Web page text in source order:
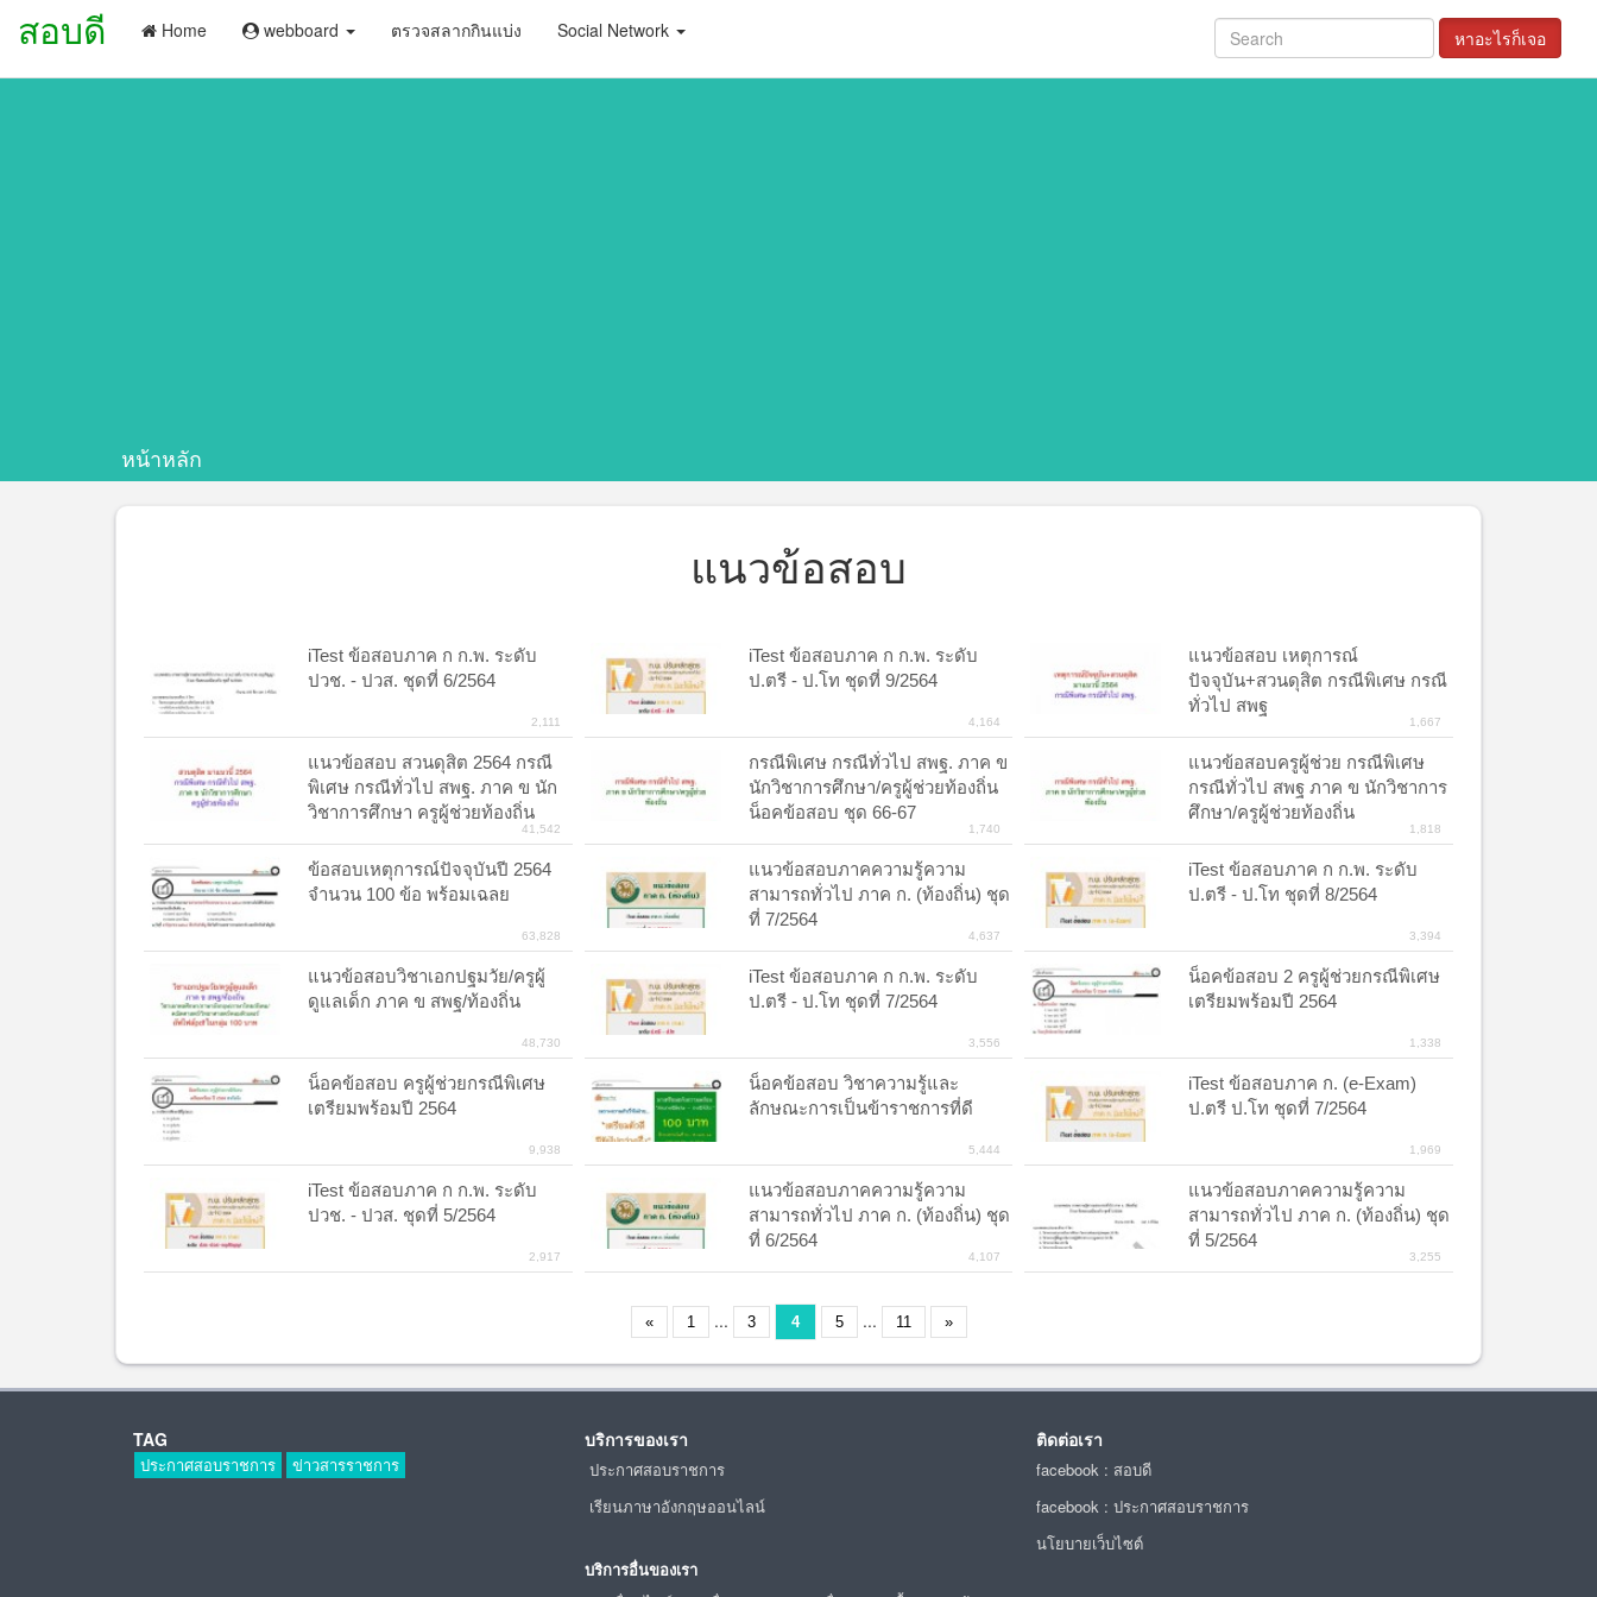
สอบดี Home webboard ตรวจสลากกินแบ่ง Social Network หาอะไรก็เจอ
หน้าหลัก
แนวข้อสอบ
iTest ข้อสอบภาค ก ก.พ. ระดับ
ปวช. - ปวส. ชุดที่ 6/2564
2,111
iTest ข้อสอบภาค ก ก.พ. ระดับ
ป.ตรี - ป.โท ชุดที่ 9/2564
4,164
แนวข้อสอบ เหตุการณ์
ปัจจุบัน+สวนดุสิต กรณีพิเศษ กรณี
ทั่วไป สพฐ
1,667
แนวข้อสอบ สวนดุสิต 2564 กรณี
พิเศษ กรณีทั่วไป สพฐ. ภาค ข นัก
วิชาการศึกษา ครูผู้ช่วยท้องถิ่น
41,542
กรณีพิเศษ กรณีทั่วไป สพฐ. ภาค ข
นักวิชาการศึกษา/ครูผู้ช่วยท้องถิ่น
น็อคข้อสอบ ชุด 66-67
1,740
แนวข้อสอบครูผู้ช่วย กรณีพิเศษ
กรณีทั่วไป สพฐ ภาค ข นักวิชาการ
ศึกษา/ครูผู้ช่วยท้องถิ่น
1,818
ข้อสอบเหตุการณ์ปัจจุบันปี 2564
จำนวน 100 ข้อ พร้อมเฉลย
63,828
แนวข้อสอบภาคความรู้ความ
สามารถทั่วไป ภาค ก. (ท้องถิ่น) ชุด
ที่ 7/2564
4,637
iTest ข้อสอบภาค ก ก.พ. ระดับ
ป.ตรี - ป.โท ชุดที่ 8/2564
3,394
แนวข้อสอบวิชาเอกปฐมวัย/ครูผู้
ดูแลเด็ก ภาค ข สพฐ/ท้องถิ่น
48,730
iTest ข้อสอบภาค ก ก.พ. ระดับ
ป.ตรี - ป.โท ชุดที่ 7/2564
3,556
น็อคข้อสอบ 2 ครูผู้ช่วยกรณีพิเศษ
เตรียมพร้อมปี 2564
1,338
น็อคข้อสอบ ครูผู้ช่วยกรณีพิเศษ
เตรียมพร้อมปี 2564
9,938
น็อคข้อสอบ วิชาความรู้และ
ลักษณะการเป็นข้าราชการที่ดี
5,444
iTest ข้อสอบภาค ก. (e-Exam)
ป.ตรี ป.โท ชุดที่ 7/2564
1,969
iTest ข้อสอบภาค ก ก.พ. ระดับ
ปวช. - ปวส. ชุดที่ 5/2564
2,917
แนวข้อสอบภาคความรู้ความ
สามารถทั่วไป ภาค ก. (ท้องถิ่น) ชุด
ที่ 6/2564
4,107
แนวข้อสอบภาคความรู้ความ
สามารถทั่วไป ภาค ก. (ท้องถิ่น) ชุด
ที่ 5/2564
3,255
« 1 ... 3 4 5 ... 11 »
TAG
ประกาศสอบราชการ ข่าวสารราชการ
บริการของเรา
ประกาศสอบราชการ
เรียนภาษาอังกฤษออนไลน์
บริการอื่นของเรา
ติดต่อเรา
facebook : สอบดี
facebook : ประกาศสอบราชการ
นโยบายเว็บไซต์